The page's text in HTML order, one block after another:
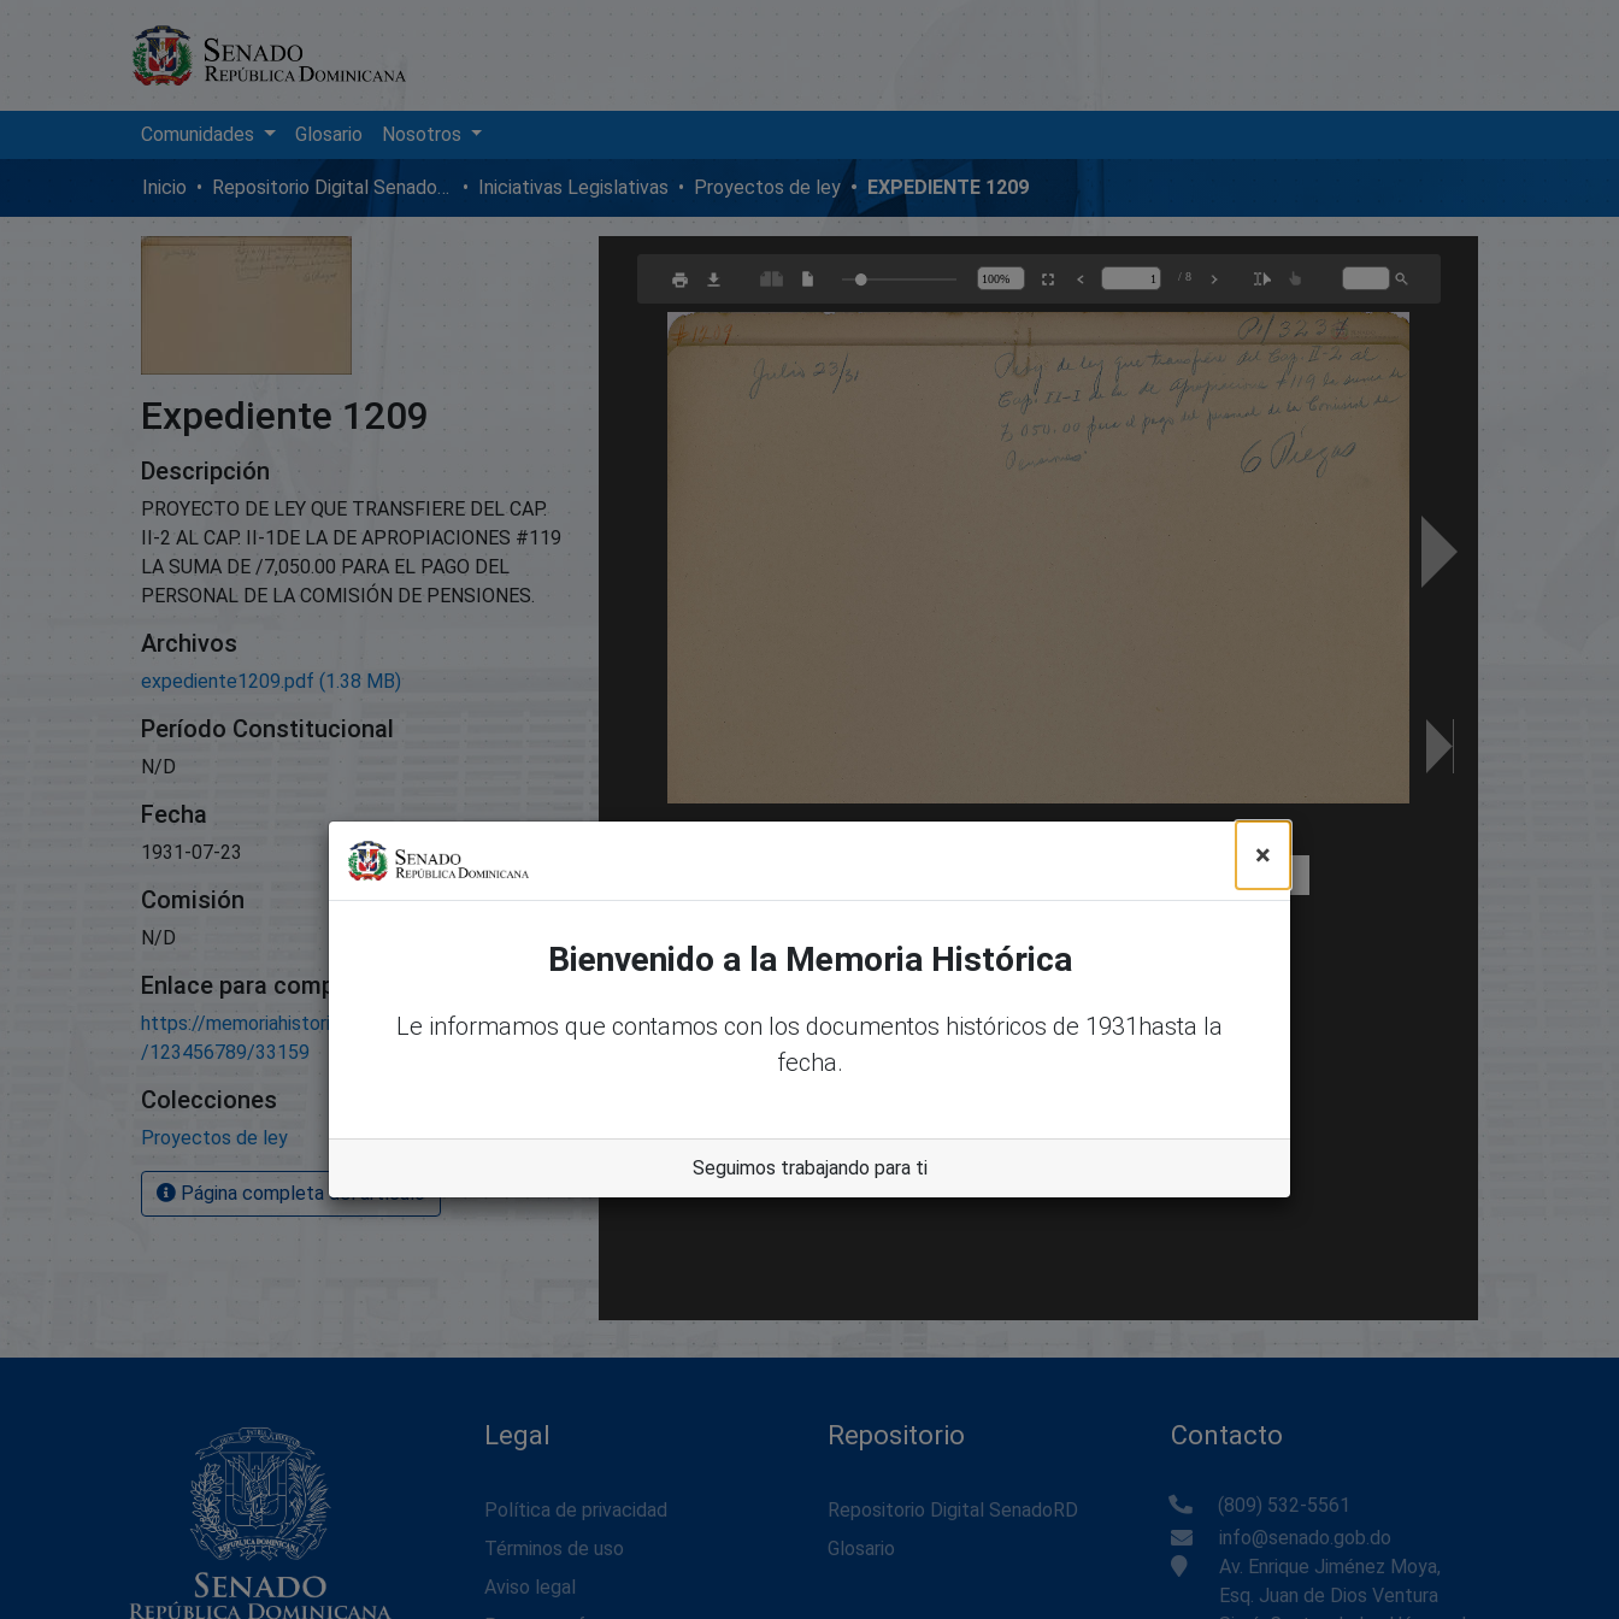
Comunidades Glosario Nosotros
Inicio Repositorio Digital SenadoRD Iniciativas Legislativas Proyectos de ley EXPEDIENTE 1209
Expediente 1209
Descripción
PROYECTO DE LEY QUE TRANSFIERE DEL CAP.
II-2 AL CAP. II-1DE LA DE APROPIACIONES #119
LA SUMA DE /7,050.00 PARA EL PAGO DEL
PERSONAL DE LA COMISIÓN DE PENSIONES.
Archivos
expediente1209.pdf (1.38 MB)
Período Constitucional
N/D
Fecha
1931-07-23
Comisión
N/D
Enlace para compartir este artículo
https://memoriahistorica.senadord.gob.do/handle
/123456789/33159
Colecciones
Proyectos de ley
Página completa del artículo
Legal
Política de privacidad
Términos de uso
Aviso legal
Repositorio
Repositorio Digital SenadoRD
Glosario
Contacto
(809) 532-5561
info@senado.gob.do
Av. Enrique Jiménez Moya,
Esq. Juan de Dios Ventura
×
Bienvenido a la Memoria Histórica
Le informamos que contamos con los documentos históricos de 1931hasta la
fecha.
Seguimos trabajando para ti